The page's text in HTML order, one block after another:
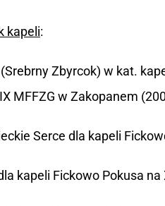
kapeli:
Zbyrcok) w kat.
MFFZG w Zakopanem
Serce dla kapeli
kapeli Fickowo Pokusa